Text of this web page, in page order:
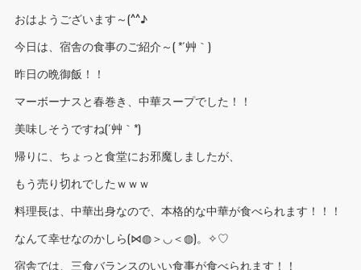
おはようございます～(^^♪
今日は、宿舎の食事のご紹介～( *´艸｀)
昨日の晩御飯！！
マーボーナスと春巻き、中華スープでした！！
美味しそうですね(´艸｀*)
帰りに、ちょっと食堂にお邪魔しましたが、
もう売り切れでしたｗｗｗ
料理長は、中華出身なので、本格的な中華が食べられます！！！
なんて幸せなのかしら(⋈◍＞◡＜◍)。✧♡
宿舎では、三食バランスのいい食事が食べられます！！